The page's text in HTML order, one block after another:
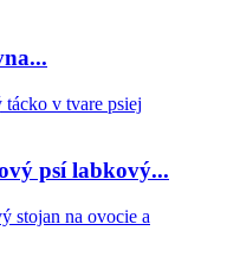
psí labkový...